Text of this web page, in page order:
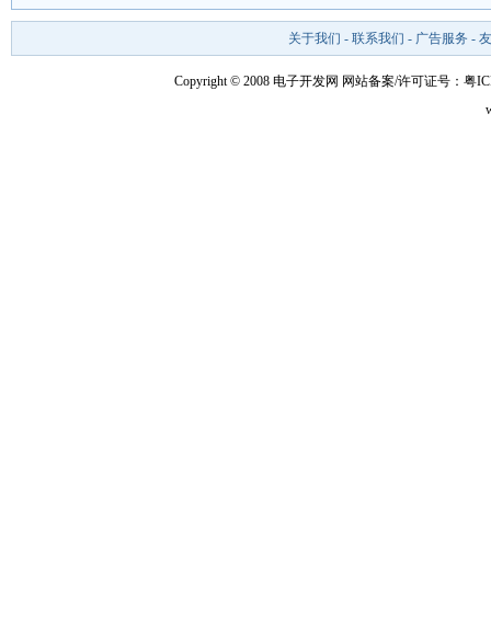
关于我们 - 联系我们 - 广告服务 -
Copyright © 2008 电子开发网 网站备案/许可证号：粤